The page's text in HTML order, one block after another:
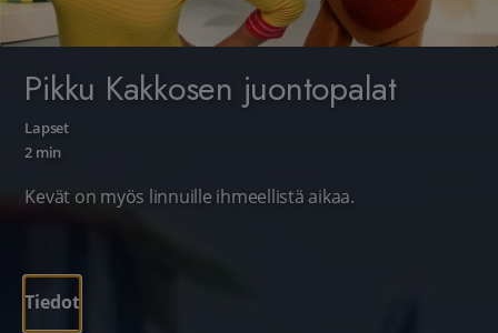
Pikku Kakkosen juontopalat
Lapset
2 min
Kevät on myös linnuille ihmeellistä aikaa.
Tiedot